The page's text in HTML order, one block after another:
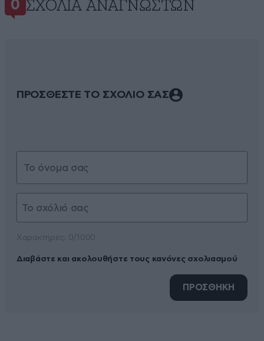
0 ΣΧΌΛΙΑ ΑΝΑΓΝΩΣΤΏΝ
ΠΡΟΣΘΕΣΤΕ ΤΟ ΣΧΟΛΙΟ ΣΑΣ
Διαβάστε και ακολουθήστε τους κανόνες σχολιασμού
ΠΡΟΣΘΗΚΗ